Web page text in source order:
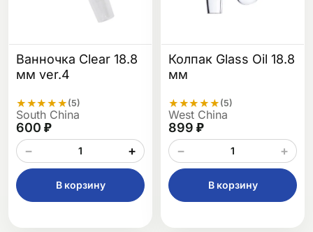
Ванночка Clear 18.8
мм ver.4
★★★★★ (5)
South China
600 ₽
−
+
В корзину
Колпак Glass Oil 18.8
мм
★★★★★ (5)
West China
899 ₽
−
+
В корзину